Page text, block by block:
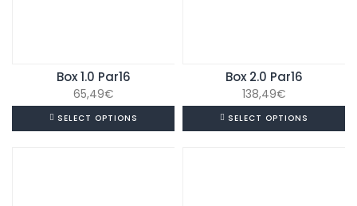
Box 1.0 Par16
65,49€
SELECT OPTIONS
Box 2.0 Par16
138,49€
SELECT OPTIONS